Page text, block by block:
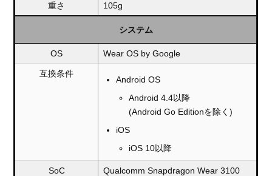
重さ 105g
システム
OS Wear OS by Google
互換条件
Android OS
Android 4.4以降
(Android Go Editionを除く)
iOS
iOS 10以降
SoC
Qualcomm Snapdragon Wear 3100